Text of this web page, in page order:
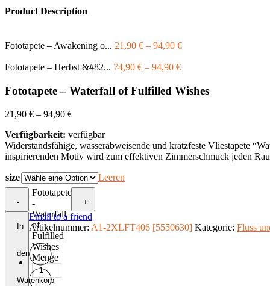
Product Description
Fototapete – Awakening o... 21,90 € – 94,90 €
Fototapete – Herbst &#82... 74,90 € – 94,90 €
Fototapete – Waterfall of Fulfilled Wishes
21,90 € – 94,90 €
Verfügbarkeit: verfügbar
Widerstandsfähige, wasserabweisende und kratzfeste Vliestapete
inspirierenden Motiv wird zum effektiven Zimmerschmuck jeden
size Leeren
-
Fototapete
-
Waterfall
of
Fulfilled
Wishes
Menge
+
In
den
Warenkorb
Email to a friend
Artikelnummer: A1-2XLFT406 [5550630] Kategorie: Fluss